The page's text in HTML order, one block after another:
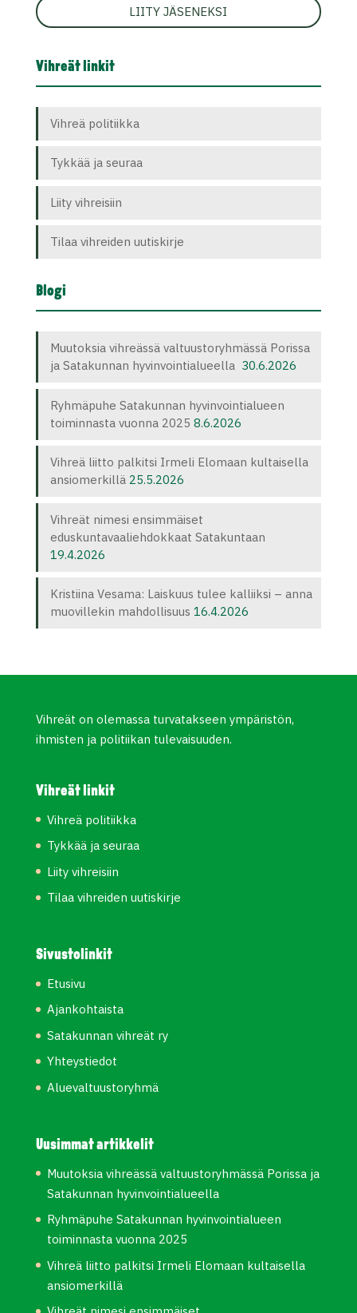
LIITY JÄSENEKSI
Vihreät linkit
Vihreä politiikka
Tykkää ja seuraa
Liity vihreisiin
Tilaa vihreiden uutiskirje
Blogi
Muutoksia vihreässä valtuustoryhmässä Porissa
ja Satakunnan hyvinvointialueella 30.6.2026
Ryhmäpuhe Satakunnan hyvinvointialueen
toiminnasta vuonna 2025 8.6.2026
Vihreä liitto palkitsi Irmeli Elomaan kultaisella
ansiomerkillä 25.5.2026
Vihreät nimesi ensimmäiset
eduskuntavaaliehdokkaat Satakuntaan
19.4.2026
Kristiina Vesama: Laiskuus tulee kalliiksi – anna
muovillekin mahdollisuus 16.4.2026
Vihreät on olemassa turvatakseen ympäristön,
ihmisten ja politiikan tulevaisuuden.
Vihreät linkit
Vihreä politiikka
Tykkää ja seuraa
Liity vihreisiin
Tilaa vihreiden uutiskirje
Sivustolinkit
Etusivu
Ajankohtaista
Satakunnan vihreät ry
Yhteystiedot
Aluevaltuustoryhmä
Uusimmat artikkelit
Muutoksia vihreässä valtuustoryhmässä Porissa ja
Satakunnan hyvinvointialueella
Ryhmäpuhe Satakunnan hyvinvointialueen
toiminnasta vuonna 2025
Vihreä liitto palkitsi Irmeli Elomaan kultaisella
ansiomerkillä